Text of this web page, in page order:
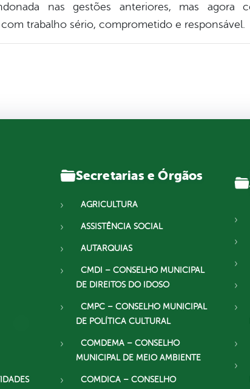
nas gestões anteriores, mas agora
com trabalho sério, comprometido e responsável.
Secretarias e Órgãos
AGRICULTURA
ASSISTÊNCIA SOCIAL
AUTARQUIAS
CMDI – CONSELHO MUNICIPAL
DE DIREITOS DO IDOSO
CMPC – CONSELHO MUNICIPAL
DE POLÍTICA CULTURAL
COMDEMA – CONSELHO
MUNICIPAL DE MEIO AMBIENTE
COMDICA – CONSELHO